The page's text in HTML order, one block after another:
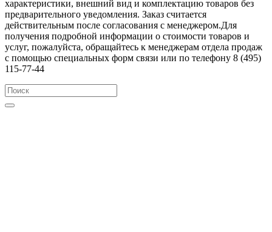
характеристики, внешний вид и комплектацию товаров без
предварительного уведомления. Заказ считается
действительным после согласования с менеджером.Для
получения подробной информации о стоимости товаров и
услуг, пожалуйста, обращайтесь к менеджерам отдела продаж
с помощью специальных форм связи или по телефону 8 (495)
115-77-44